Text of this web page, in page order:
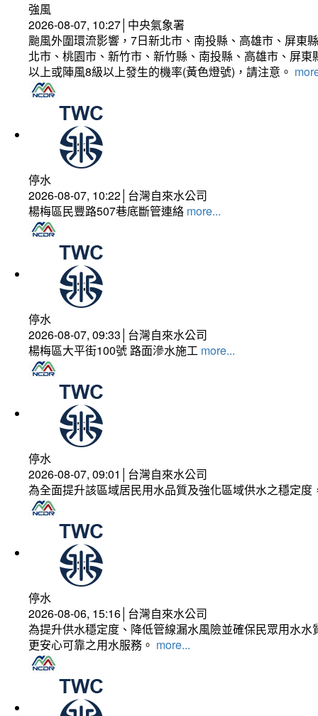
強風
2026-08-07, 10:27│中央氣象署
颱風外圍環流影響，7日新北市、南投縣、高雄市、屏東
北市、桃園市、新竹市、新竹縣、南投縣、高雄市、屏
以上或陣風8級以上發生的機率(黃色燈號)，請注意。
停水
2026-08-07, 10:22│台灣自來水公司
楊梅區民豐路507巷底斷管連絡 more...
停水
2026-08-07, 09:33│台灣自來水公司
楊梅區大平街100號 路面滲水施工 more...
停水
2026-08-07, 09:01│台灣自來水公司
為全面提升該區域居民用水品質及強化區域供水之穩定
停水
2026-08-06, 15:16│台灣自來水公司
為提升供水穩定度、降低管線漏水風險並確保民眾用水
更安心可靠之用水服務。 more...